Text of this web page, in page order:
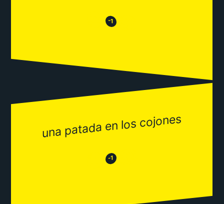
😒 -1 😂
una patada en los cojones
😒 -1 😂